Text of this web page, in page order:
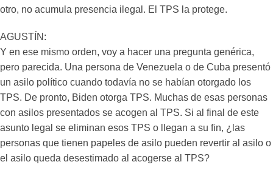
otro, no acumula presencia ilegal. El TPS la protege.
AGUSTÍN:
Y en ese mismo orden, voy a hacer una pregunta genérica,
pero parecida. Una persona de Venezuela o de Cuba presentó
un asilo político cuando todavía no se habían otorgado los
TPS. De pronto, Biden otorga TPS. Muchas de esas personas
con asilos presentados se acogen al TPS. Si al final de este
asunto legal se eliminan esos TPS o llegan a su fin, ¿las
personas que tienen papeles de asilo pueden revertir al asilo o
el asilo queda desestimado al acogerse al TPS?